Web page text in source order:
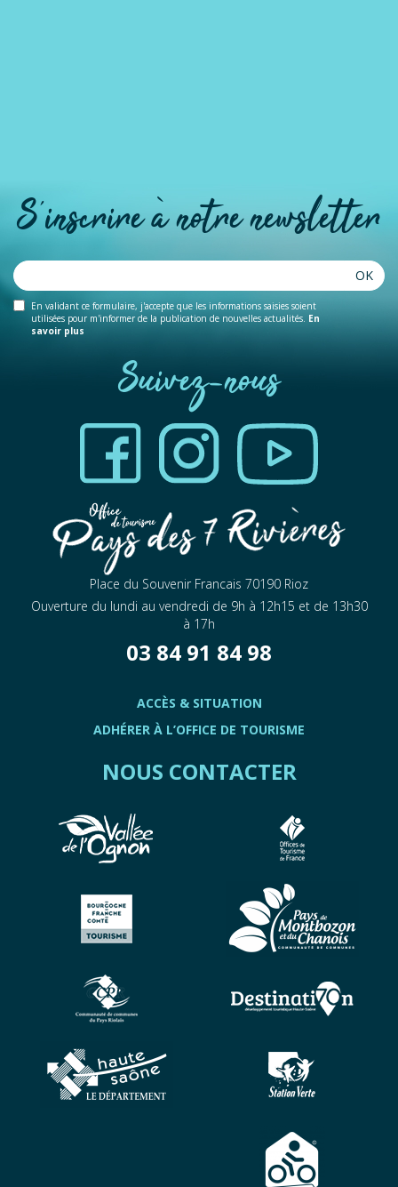
S'inscrire à notre newsletter
En validant ce formulaire, j'accepte que les informations saisies soient
utilisées pour m'informer de la publication de nouvelles actualités. En
savoir plus
OK
Suivez-nous
Place du Souvenir Francais 70190 Rioz
Ouverture du lundi au vendredi de 9h à 12h15 et de 13h30
à 17h
03 84 91 84 98
ACCÈS & SITUATION
ADHÉRER À L’OFFICE DE TOURISME
NOUS CONTACTER